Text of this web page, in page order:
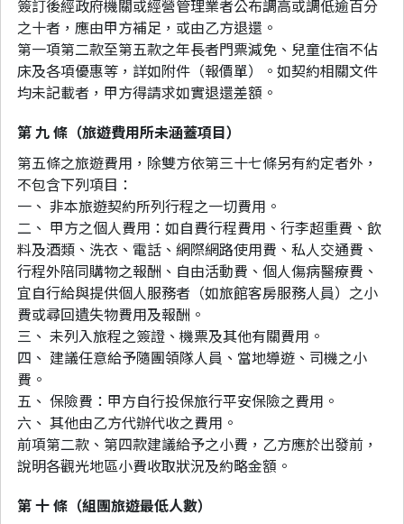
簽訂後經政府機關或經營管理業者公布調高或調低逾百分
之十者，應由甲方補足，或由乙方退還。
第一項第二款至第五款之年長者門票減免、兒童住宿不佔
床及各項優惠等，詳如附件（報價單）。如契約相關文件
均未記載者，甲方得請求如實退還差額。
第 九 條（旅遊費用所未涵蓋項目）
第五條之旅遊費用，除雙方依第三十七條另有約定者外，
不包含下列項目：
一、 非本旅遊契約所列行程之一切費用。
二、 甲方之個人費用：如自費行程費用、行李超重費、飲
料及酒類、洗衣、電話、網際網路使用費、私人交通費、
行程外陪同購物之報酬、自由活動費、個人傷病醫療費、
宜自行給與提供個人服務者（如旅館客房服務人員）之小
費或尋回遺失物費用及報酬。
三、 未列入旅程之簽證、機票及其他有關費用。
四、 建議任意給予隨團領隊人員、當地導遊、司機之小
費。
五、 保險費：甲方自行投保旅行平安保險之費用。
六、 其他由乙方代辦代收之費用。
前項第二款、第四款建議給予之小費，乙方應於出發前，
說明各觀光地區小費收取狀況及約略金額。
第 十 條（組團旅遊最低人數）